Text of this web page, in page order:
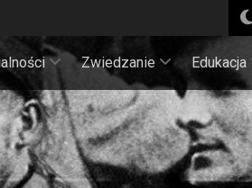
Zwiedzanie Edukacja